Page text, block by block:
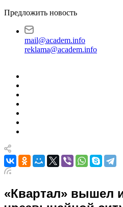
Предложить новость
mail@academ.info
reklama@academ.info
«Квартал» вышел